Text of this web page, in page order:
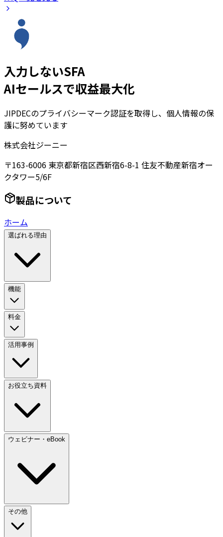
入力しないSFA
AIセールスで収益最大化
JIPDECのプライバシーマーク認証を取得し、個人情報の保
護に努めています
株式会社ジーニー
〒163-6006 東京都新宿区西新宿6-8-1 住友不動産新宿オー
クタワー5/6F
製品について
ホーム
選ばれる理由
機能
料金
活用事例
お役立ち資料
ウェビナー・eBook
その他